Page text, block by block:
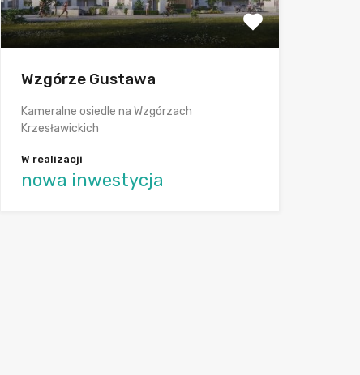
Wzgórze Gustawa
Kameralne osiedle na Wzgórzach
Krzesławickich
W realizacji
nowa inwestycja